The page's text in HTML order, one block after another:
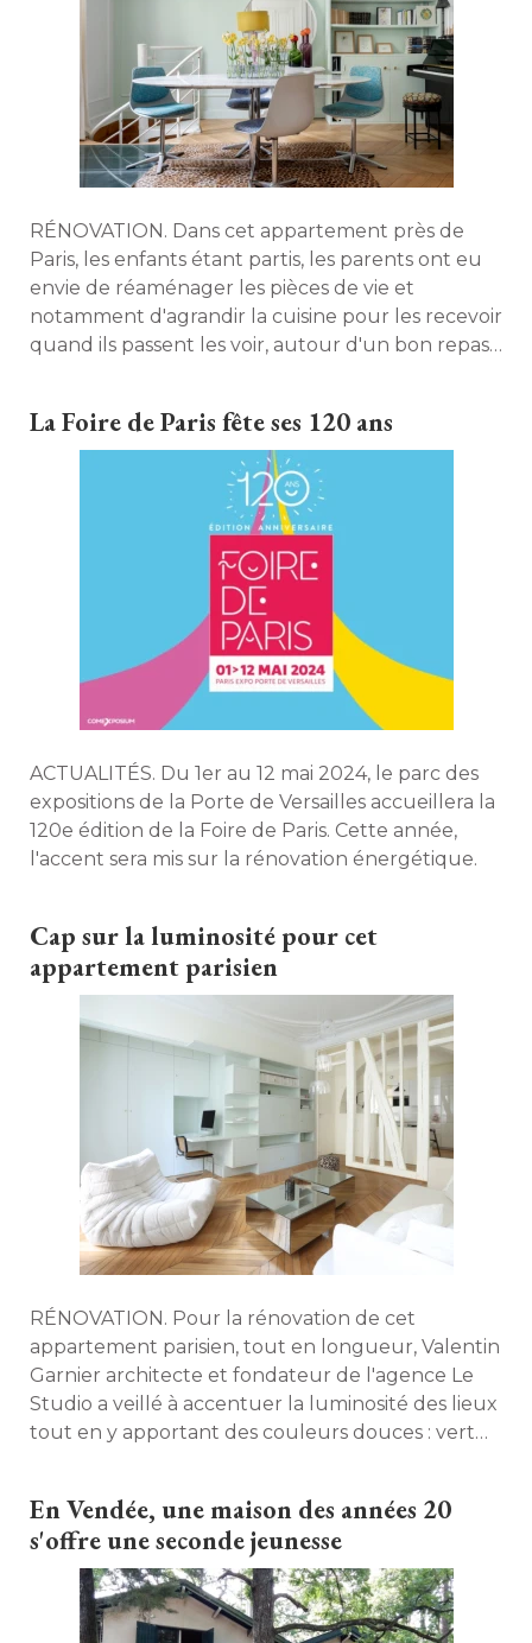
RÉNOVATION. Dans cet appartement près de
Paris, les enfants étant partis, les parents ont eu
envie de réaménager les pièces de vie et
notamment d'agrandir la cuisine pour les recevoir
quand ils passent les voir, autour d'un bon repas.
La Foire de Paris fête ses 120 ans
ACTUALITÉS. Du 1er au 12 mai 2024, le parc des
expositions de la Porte de Versailles accueillera la
120e édition de la Foire de Paris. Cette année,
l'accent sera mis sur la rénovation énergétique.
Cap sur la luminosité pour cet
appartement parisien
RÉNOVATION. Pour la rénovation de cet
appartement parisien, tout en longueur, Valentin
Garnier architecte et fondateur de l'agence Le
Studio a veillé à accentuer la luminosité des lieux
tout en y apportant des couleurs douces : vert
En Vendée, une maison des années 20
s'offre une seconde jeunesse